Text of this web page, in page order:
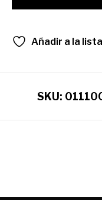
Añadir a la
SKU: